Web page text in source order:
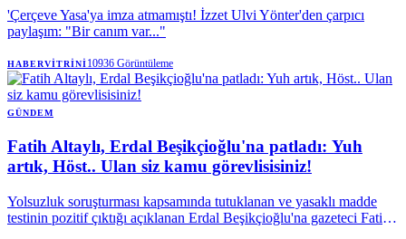
'Çerçeve Yasa'ya imza atmamıştı! İzzet Ulvi Yönter'den çarpıcı
paylaşım: "Bir canım var..."
HABERVITRINI10936 Görüntüleme
GÜNDEM
Fatih Altaylı, Erdal Beşikçioğlu'na patladı: Yuh
artık, Höst.. Ulan siz kamu görevlisisiniz!
Yolsuzluk soruşturması kapsamında tutuklanan ve yasaklı madde
testinin pozitif çıktığı açıklanan Erdal Beşikçioğlu'na gazeteci Fatih